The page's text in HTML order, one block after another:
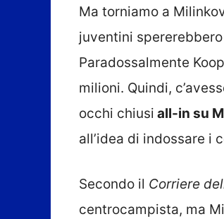
Ma torniamo a
juventini
Paradossalmente
milioni. Quindi,
occhi chiusi all-in su
all’idea di indossare i
Secondo il Corriere
centrocampista, ma